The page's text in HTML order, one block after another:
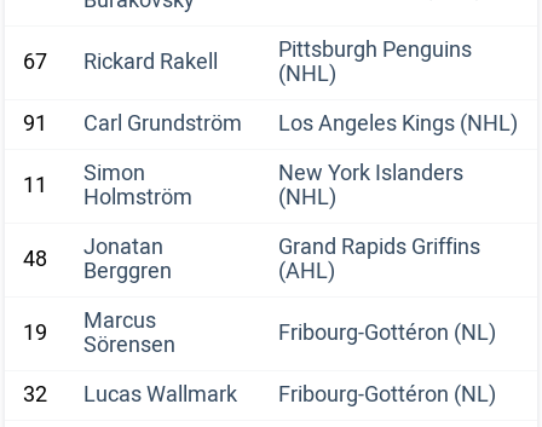
67 Rickard Rakell Pittsburgh Penguins
(NHL)
91
Carl Grundström
Los Angeles Kings (NHL)
11
Simon
Holmström
New York Islanders
(NHL)
48
Jonatan
Berggren
Grand Rapids Griffins
(AHL)
19
Marcus
Sörensen
Fribourg-Gottéron (NL)
32
Lucas Wallmark
Fribourg-Gottéron (NL)